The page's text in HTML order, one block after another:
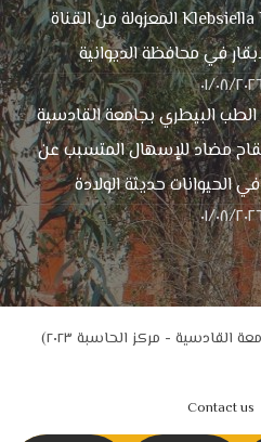
بواسطة Klebsiella Pneumoniae المعزولة من القناة
في محافظة الديوانية
٠٨/٢٠٢٦
البيطري بجامعة القادسية
مضاد للإسهال المتسبب عن
الحيوانات حديثة الولادة
٠٨/٢٠٢٦
- مركز الحاسبة ٢٠٢٣)
Contact us